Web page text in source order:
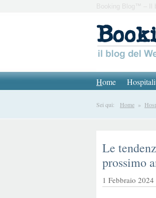
Booking Blog™ – Il
Home
Sei qui: Home »
Le
prossimo
1 Febbraio 2024